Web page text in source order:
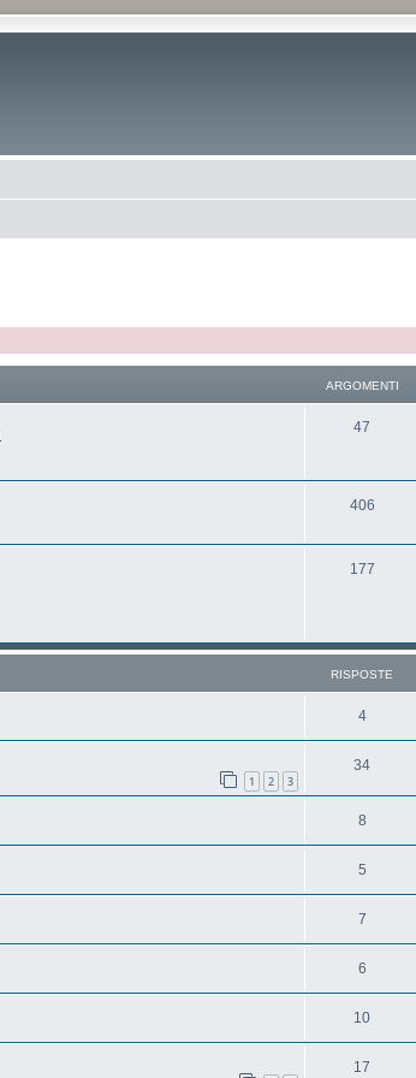
ARGOMENTI
47
406
177
RISPOSTE
4
1 2 3
34
8
5
7
6
10
17